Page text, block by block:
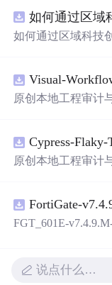
带有直观的图形用
需要将手写数字输
是一个非常方便和
如何通过区域科技
原创本地工程审计
README、运行说
权声明。解压后进
目源码、Logo、官
材。适合前端开发
原创本地工程审计
README、运行说
权声明。解压后进
目源码、Logo、
材。适合前端开
FGT_601E-
说点什么…